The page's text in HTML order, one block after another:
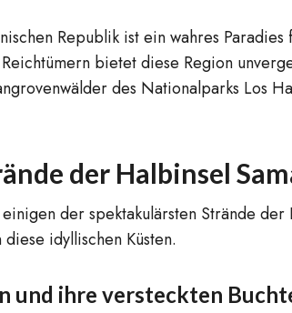
Republik ist ein wahres
bietet diese Region
des Nationalparks Los
der Halbinsel
der spektakulärsten Strände
idyllischen Küsten.
und ihre versteckten